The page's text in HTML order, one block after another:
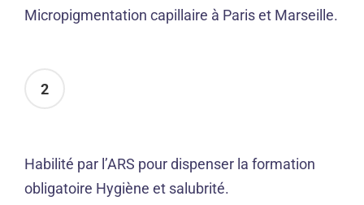
Micropigmentation capillaire à Paris et Marseille.
2
Habilité par l’ARS pour dispenser la formation
obligatoire Hygiène et salubrité.